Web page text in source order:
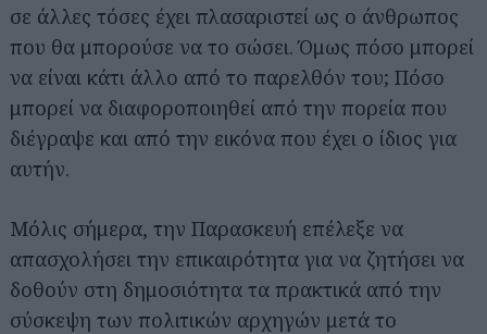
σε άλλες τόσες έχει πλασαριστεί ως ο άνθρωπος
που θα μπορούσε να το σώσει. Όμως πόσο μπορεί
να είναι κάτι άλλο από το παρελθόν του; Πόσο
μπορεί να διαφοροποιηθεί από την πορεία που
διέγραψε και από την εικόνα που έχει ο ίδιος για
αυτήν.
Μόλις σήμερα, την Παρασκευή επέλεξε να
απασχολήσει την επικαιρότητα για να ζητήσει να
δοθούν στη δημοσιότητα τα πρακτικά από την
σύσκεψη των πολιτικών αρχηγών μετά το